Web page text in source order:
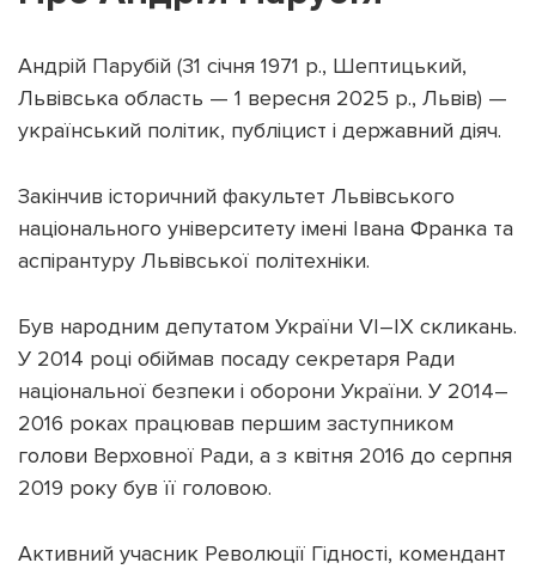
Андрій Парубій (31 січня 1971 р., Шептицький,
Львівська область — 1 вересня 2025 р., Львів) —
український політик, публіцист і державний діяч.
Закінчив історичний факультет Львівського
національного університету імені Івана Франка та
аспірантуру Львівської політехніки.
Був народним депутатом України VI–IX скликань.
У 2014 році обіймав посаду секретаря Ради
національної безпеки і оборони України. У 2014–
2016 роках працював першим заступником
голови Верховної Ради, а з квітня 2016 до серпня
2019 року був її головою.
Активний учасник Революції Гідності, комендант